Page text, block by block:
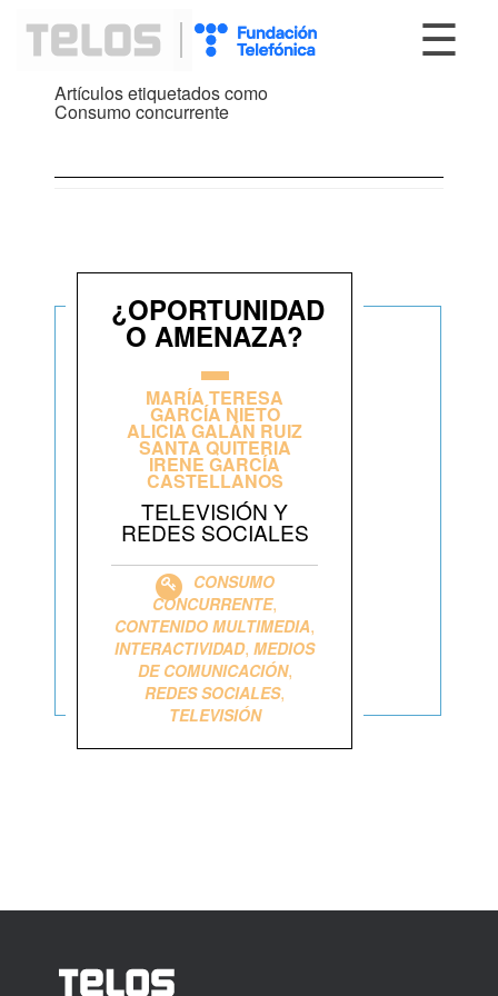
☰
Artículos etiquetados como
Consumo concurrente
¿OPORTUNIDAD
O AMENAZA?
MARÍA TERESA
GARCÍA NIETO
ALICIA GALÁN RUIZ
SANTA QUITERIA
IRENE GARCÍA
CASTELLANOS
TELEVISIÓN Y
REDES SOCIALES
CONSUMO
CONCURRENTE,
CONTENIDO MULTIMEDIA,
INTERACTIVIDAD, MEDIOS
DE COMUNICACIÓN,
REDES SOCIALES,
TELEVISIÓN